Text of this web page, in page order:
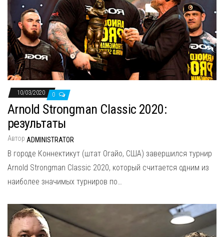
10/03/2020 0
Arnold Strongman Classic 2020:
результаты
Автор ADMINISTRATOR
В городе Коннектикут (штат Огайо, США) завершился турнир
Arnold Strongman Classic 2020, который считается одним из
наиболее значимых турниров по…